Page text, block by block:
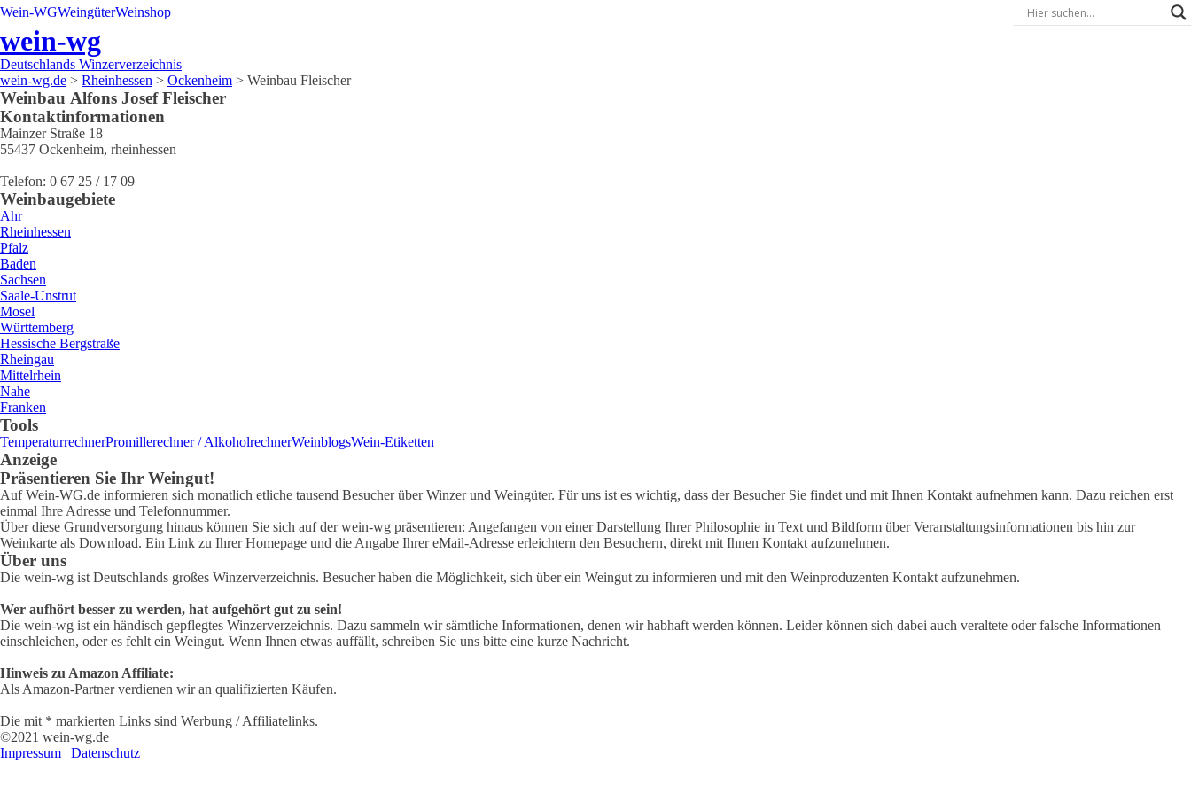
Wein-WGWeingüterWeinshop
wein-wg
Deutschlands Winzerverzeichnis
wein-wg.de > Rheinhessen > Ockenheim > Weinbau Fleischer
Weinbau Alfons Josef Fleischer
Kontaktinformationen
Mainzer Straße 18
55437 Ockenheim, rheinhessen
Telefon: 0 67 25 / 17 09
Weinbaugebiete
Ahr
Rheinhessen
Pfalz
Baden
Sachsen
Saale-Unstrut
Mosel
Württemberg
Hessische Bergstraße
Rheingau
Mittelrhein
Nahe
Franken
Tools
TemperaturrechnerPromillerechner / AlkoholrechnerWeinblogsWein-Etiketten
Anzeige
Präsentieren Sie Ihr Weingut!
Auf Wein-WG.de informieren sich monatlich etliche tausend Besucher über Winzer und Weingüter. Für uns ist es wichtig, dass der Besucher Sie findet und mit Ihnen Kontakt aufnehmen kann. Dazu reichen erst
einmal Ihre Adresse und Telefonnummer.
Über diese Grundversorgung hinaus können Sie sich auf der wein-wg präsentieren: Angefangen von einer Darstellung Ihrer Philosophie in Text und Bildform über Veranstaltungsinformationen bis hin zur
Weinkarte als Download. Ein Link zu Ihrer Homepage und die Angabe Ihrer eMail-Adresse erleichtern den Besuchern, direkt mit Ihnen Kontakt aufzunehmen.
Über uns
Die wein-wg ist Deutschlands großes Winzerverzeichnis. Besucher haben die Möglichkeit, sich über ein Weingut zu informieren und mit den Weinproduzenten Kontakt aufzunehmen.
Wer aufhört besser zu werden, hat aufgehört gut zu sein!
Die wein-wg ist ein händisch gepflegtes Winzerverzeichnis. Dazu sammeln wir sämtliche Informationen, denen wir habhaft werden können. Leider können sich dabei auch veraltete oder falsche Informationen
einschleichen, oder es fehlt ein Weingut. Wenn Ihnen etwas auffällt, schreiben Sie uns bitte eine kurze Nachricht.
Hinweis zu Amazon Affiliate:
Als Amazon-Partner verdienen wir an qualifizierten Käufen.
Die mit * markierten Links sind Werbung / Affiliatelinks.
©2021 wein-wg.de
Impressum | Datenschutz